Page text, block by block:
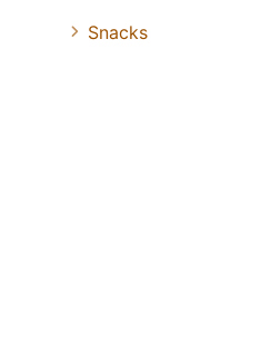
Snacks